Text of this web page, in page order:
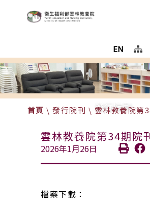
跳至主要區塊
衛生福利部雲林教養
menu
EN
Homepage
menu
color
發行院刊
首頁 \ 發行院刊 \ 雲林教養院第
雲林教養院第34期院
2026年1月26日
檔案下載：